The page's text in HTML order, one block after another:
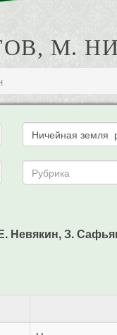
М.
Невякин, З.